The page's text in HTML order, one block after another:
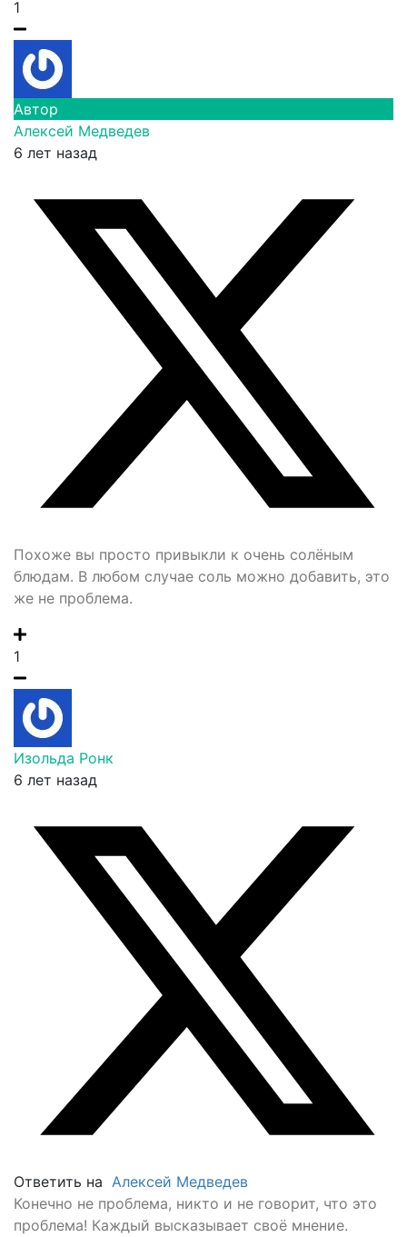
1
Автор
Алексей Медведев
6 лет назад
Похоже вы просто привыкли к очень солёным
блюдам. В любом случае соль можно добавить, это
же не проблема.
1
Изольда Ронк
6 лет назад
Ответить на Алексей Медведев
Конечно не проблема, никто и не говорит, что это
проблема! Каждый высказывает своё мнение.